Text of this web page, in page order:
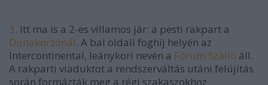
3. Itt ma is a 2-es villamos jár: a pesti rakpart a
Dunakorzónál. A bal oldali foghíj helyén az
Intercontinental, leánykori nevén a Fórum Szálló áll.
A rakparti viaduktot a rendszerváltás utáni felújítás
során formázták meg a régi szakaszokhoz